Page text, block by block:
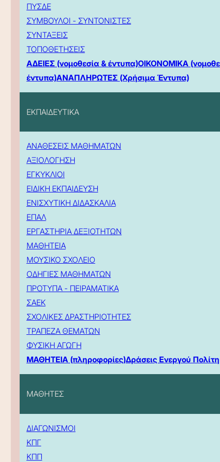
ΠΥΣΔΕ
ΣΥΜΒΟΥΛΟΙ - ΣΥΝΤΟΝΙΣΤΕΣ
ΣΥΝΤΑΞΕΙΣ
ΤΟΠΟΘΕΤΗΣΕΙΣ
ΑΔΕΙΕΣ (νομοθεσία & έντυπα)ΟΙΚΟΝΟΜΙΚΑ
έντυπα)ΑΝΑΠΛΗΡΩΤΕΣ (Χρήσιμα Έντυπα)
ΕΚΠΑΙΔΕΥΤΙΚΑ
ΑΝΑΘΕΣΕΙΣ ΜΑΘΗΜΑΤΩΝ
ΑΞΙΟΛΟΓΗΣΗ
ΕΓΚΥΚΛΙΟΙ
ΕΙΔΙΚΗ ΕΚΠΑΙΔΕΥΣΗ
ΕΝΙΣΧΥΤΙΚΗ ΔΙΔΑΣΚΑΛΙΑ
ΕΠΑΛ
ΕΡΓΑΣΤΗΡΙΑ ΔΕΞΙΟΤΗΤΩΝ
ΜΑΘΗΤΕΙΑ
ΜΟΥΣΙΚΟ ΣΧΟΛΕΙΟ
ΟΔΗΓΙΕΣ ΜΑΘΗΜΑΤΩΝ
ΠΡΟΤΥΠΑ - ΠΕΙΡΑΜΑΤΙΚΑ
ΣΑΕΚ
ΣΧΟΛΙΚΕΣ ΔΡΑΣΤΗΡΙΟΤΗΤΕΣ
ΤΡΑΠΕΖΑ ΘΕΜΑΤΩΝ
ΦΥΣΙΚΗ ΑΓΩΓΗ
ΜΑΘΗΤΕΙΑ (πληροφορίες)Δράσεις Ενεργού Πολίτη
ΜΑΘΗΤΕΣ
ΔΙΑΓΩΝΙΣΜΟΙ
ΚΠΓ
ΚΠΠ